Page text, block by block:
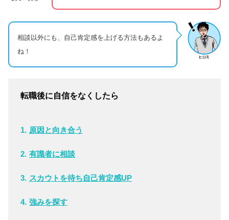
相談以外にも、自己肯定感を上げる方法もあるよ
ね！
転職後に自信をなくしたら
原因と向き合う
有識者に相談
スカウトを待ち自己肯定感UP
強みを探す